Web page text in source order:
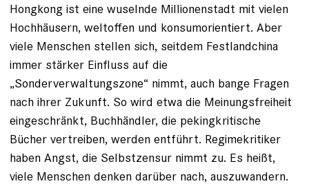
Hongkong ist eine wuselnde Millionenstadt mit vielen
Hochhäusern, weltoffen und konsumorientiert. Aber
viele Menschen stellen sich, seitdem Festlandchina
immer stärker Einfluss auf die
„Sonderverwaltungszone“ nimmt, auch bange Fragen
nach ihrer Zukunft. So wird etwa die Meinungsfreiheit
eingeschränkt, Buchhändler, die pekingkritische
Bücher vertreiben, werden entführt. Regimekritiker
haben Angst, die Selbstzensur nimmt zu. Es heißt,
viele Menschen denken darüber nach, auszuwandern.